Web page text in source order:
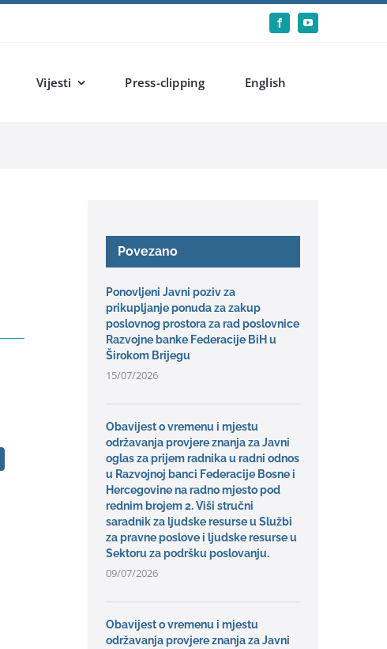
Vijesti Press-clipping English
Povezano
Ponovljeni Javni poziv za
prikupljanje ponuda za zakup
poslovnog prostora za rad poslovnice
Razvojne banke Federacije BiH u
Širokom Brijegu
15/07/2026
Obavijest o vremenu i mjestu
održavanja provjere znanja za Javni
oglas za prijem radnika u radni odnos
u Razvojnoj banci Federacije Bosne i
Hercegovine na radno mjesto pod
rednim brojem 2. Viši stručni
saradnik za ljudske resurse u Službi
za pravne poslove i ljudske resurse u
Sektoru za podršku poslovanju.
09/07/2026
Obavijest o vremenu i mjestu
održavanja provjere znanja za Javni